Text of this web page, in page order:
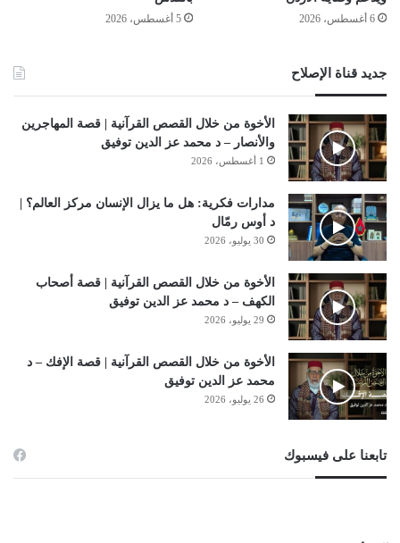
6 أغسطس، 2026 5 أغسطس، 2026
جديد قناة الإصلاح
الأخوة من خلال القصص القرآنية | قصة المهاجرين
والأنصار – د محمد عز الدين توفيق
1 أغسطس، 2026
مدارات فكرية: هل ما يزال الإنسان مركز العالم؟ |
د أوس رمّال
30 يوليو، 2026
الأخوة من خلال القصص القرآنية | قصة أصحاب
الكهف – د محمد عز الدين توفيق
29 يوليو، 2026
الأخوة من خلال القصص القرآنية | قصة الإفك – د
محمد عز الدين توفيق
26 يوليو، 2026
تابعنا على فيسبوك